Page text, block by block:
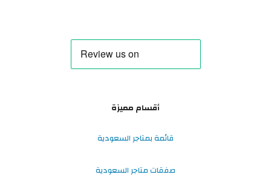
أقسام مميزة
قائمة بمتاجر السعودية
صفقات متاجر السعودية